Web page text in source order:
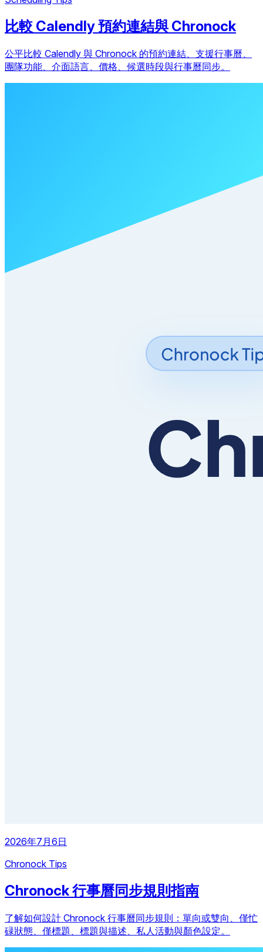
比較 Calendly 預約連結與 Chronock
公平比較 Calendly 與 Chronock 的預約連結、支援行事曆、
團隊功能、介面語言、價格、候選時段與行事曆同步。
2026年7月6日
Chronock Tips
Chronock 行事曆同步規則指南
了解如何設計 Chronock 行事曆同步規則：單向或雙向、僅忙
碌狀態、僅標題、標題與描述、私人活動與顏色設定。